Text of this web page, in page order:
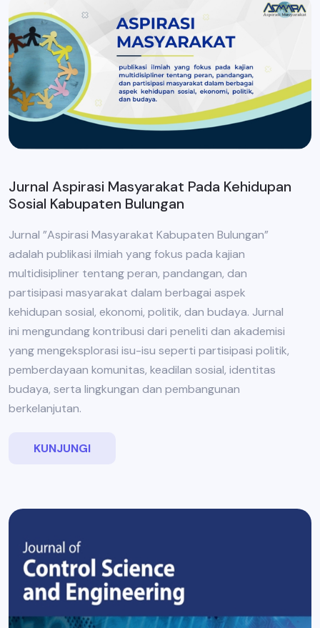
Jurnal Aspirasi Masyarakat Pada Kehidupan
Sosial Kabupaten Bulungan
Jurnal ”Aspirasi Masyarakat Kabupaten Bulungan”
adalah publikasi ilmiah yang fokus pada kajian
multidisipliner tentang peran, pandangan, dan
partisipasi masyarakat dalam berbagai aspek
kehidupan sosial, ekonomi, politik, dan budaya. Jurnal
ini mengundang kontribusi dari peneliti dan akademisi
yang mengeksplorasi isu-isu seperti partisipasi politik,
pemberdayaan komunitas, keadilan sosial, identitas
budaya, serta lingkungan dan pembangunan
berkelanjutan.
KUNJUNGI